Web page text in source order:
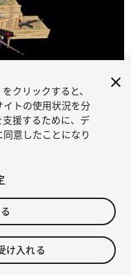
クリックすると、
トの使用状況を分
援するために、デ
意したことになり
け入れる